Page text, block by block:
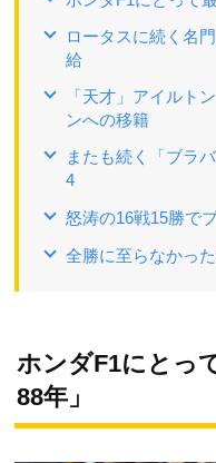
ロータスに続く名
給
「天才」アイルト
ンへの移籍
またも続く「ブラ
4
怒涛の16戦15勝で
全勝に至らなかっ
ホンダF1にとっ
88年」